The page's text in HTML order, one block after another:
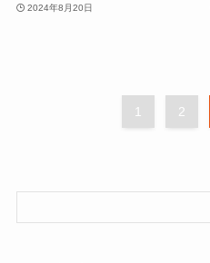
2024年8月20日
1 2